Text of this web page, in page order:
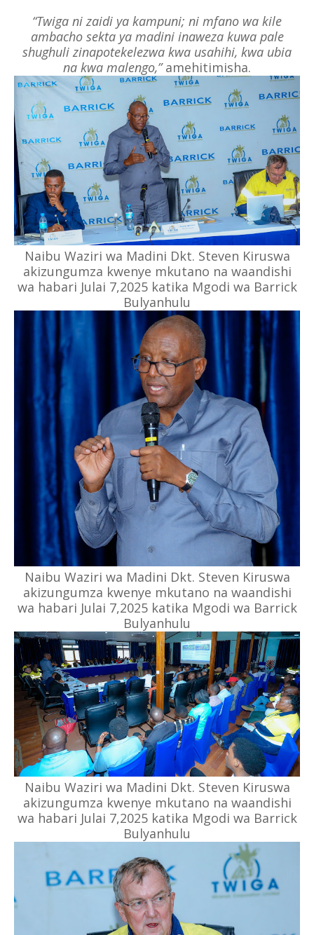
“Twiga ni zaidi ya kampuni; ni mfano wa kile
ambacho sekta ya madini inaweza kuwa pale
shughuli zinapotekelezwa kwa usahihi, kwa ubia
na kwa malengo,”amehitimisha.
Naibu Waziri wa Madini Dkt. Steven Kiruswa
akizungumza kwenye mkutano na waandishi
wa habari Julai 7,2025 katika Mgodi wa Barrick
Bulyanhulu
Naibu Waziri wa Madini Dkt. Steven Kiruswa
akizungumza kwenye mkutano na waandishi
wa habari Julai 7,2025 katika Mgodi wa Barrick
Bulyanhulu
Naibu Waziri wa Madini Dkt. Steven Kiruswa
akizungumza kwenye mkutano na waandishi
wa habari Julai 7,2025 katika Mgodi wa Barrick
Bulyanhulu